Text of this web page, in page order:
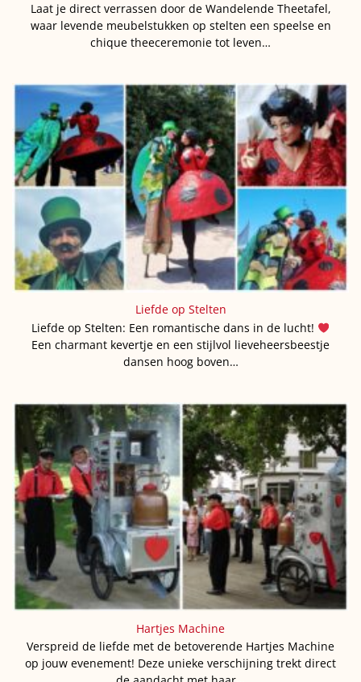
Laat je direct verrassen door de Wandelende Theetafel,
waar levende meubelstukken op stelten een speelse en
chique theeceremonie tot leven…
Liefde op Stelten
Liefde op Stelten: Een romantische dans in de lucht!
Een charmant kevertje en een stijlvol lieveheersbeestje
dansen hoog boven…
Hartjes Machine
Verspreid de liefde met de betoverende Hartjes Machine
op jouw evenement! Deze unieke verschijning trekt direct